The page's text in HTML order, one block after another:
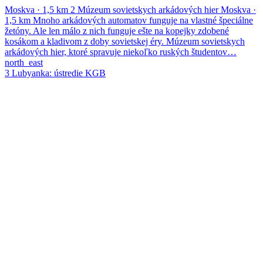
Moskva · 1,5 km 2 Múzeum sovietskych arkádových hier Moskva ·
1,5 km Mnoho arkádových automatov funguje na vlastné špeciálne
žetóny. Ale len málo z nich funguje ešte na kopejky zdobené
kosákom a kladivom z doby sovietskej éry. Múzeum sovietskych
arkádových hier, ktoré spravuje niekoľko ruských študentov…
north_east
3 Lubyanka: ústredie KGB